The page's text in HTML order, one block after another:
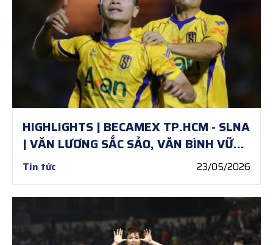
HIGHLIGHTS | BECAMEX TP.HCM - SLNA
| VĂN LƯƠNG SẮC SẢO, VĂN BÌNH VỮNG
VÀNG
Tin tức 23/05/2026